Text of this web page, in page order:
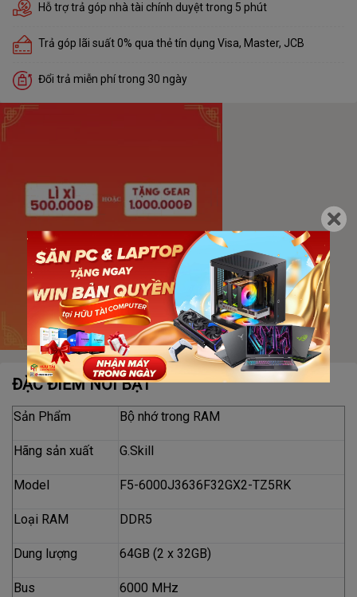
Hỗ trợ trả góp nhà tài chính duyệt trong 5 phút
Trả góp lãi suất 0% qua thẻ tín dụng Visa, Master, JCB
Đổi trả miễn phí trong 30 ngày
ĐẶC ĐIỂM NỔI BẬT
Sản Phẩm Bộ nhớ trong RAM
Hãng sản xuất G.Skill
Model F5-6000J3636F32GX2-TZ5RK
Loại RAM DDR5
Dung lượng 64GB (2 x 32GB)
Bus 6000 MHz